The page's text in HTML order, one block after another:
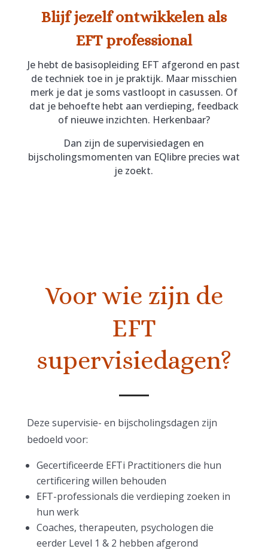
Blijf jezelf ontwikkelen als
EFT professional
Je hebt de basisopleiding EFT afgerond en past
de techniek toe in je praktijk. Maar misschien
merk je dat je soms vastloopt in casussen. Of
dat je behoefte hebt aan verdieping, feedback
of nieuwe inzichten. Herkenbaar?
Dan zijn de supervisiedagen en
bijscholingsmomenten van EQlibre precies wat
je zoekt.
Voor wie zijn de
EFT
supervisiedagen?
Deze supervisie- en bijscholingsdagen zijn
bedoeld voor:
Gecertificeerde EFTi Practitioners die hun
certificering willen behouden
EFT-professionals die verdieping zoeken in
hun werk
Coaches, therapeuten, psychologen die
eerder Level 1 & 2 hebben afgerond